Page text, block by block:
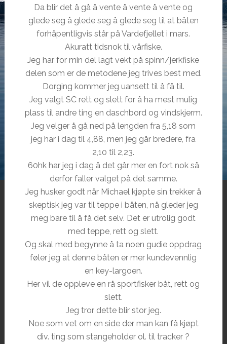
Da blir det å gå å vente å vente å vente og
glede seg å glede seg å glede seg til at båten
forhåpentligvis står på Vardefjellet i mars.
Akuratt tidsnok til vårfiske.
Jeg har for min del lagt vekt på spinn/jerkfiske
delen som er de metodene jeg trives best med.
Dorging kommer jeg uansett til å få til.
Jeg valgt SC rett og slett for å ha mest mulig
plass til andre ting en daschbord og vindskjerm.
Jeg velger å gå ned på lengden fra 5,18 som
jeg har i dag til 4,88, men jeg går bredere, fra
2,10 til 2,23.
60hk har jeg i dag å det går mer en fort nok så
derfor faller valget på det samme.
Jeg husker godt når Michael kjøpte sin trekker å
skeptisk jeg var til teppe i båten, nå gleder jeg
meg bare til å få det selv. Det er utrolig godt
med teppe, rett og slett.
Og skal med begynne å ta noen gudie oppdrag
føler jeg at denne båten er mer kundevennlig
en key-largoen.
Her vil de oppleve en rå sportfisker båt, rett og
slett.
Jeg tror dette blir stor jeg.
Noe som vet om en side der man kan få kjøpt
div. ting som stangeholder ol. til tracker ?